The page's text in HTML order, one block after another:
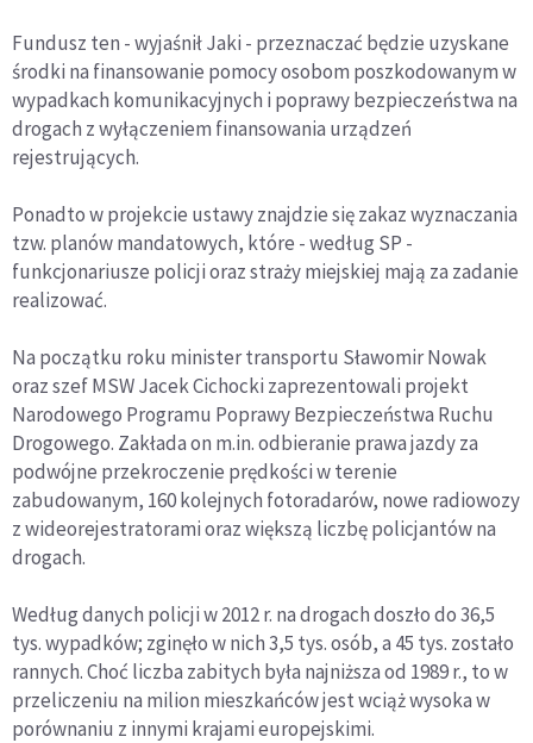
Fundusz ten - wyjaśnił Jaki - przeznaczać będzie uzyskane
środki na finansowanie pomocy osobom poszkodowanym w
wypadkach komunikacyjnych i poprawy bezpieczeństwa na
drogach z wyłączeniem finansowania urządzeń
rejestrujących.
Ponadto w projekcie ustawy znajdzie się zakaz wyznaczania
tzw. planów mandatowych, które - według SP -
funkcjonariusze policji oraz straży miejskiej mają za zadanie
realizować.
Na początku roku minister transportu Sławomir Nowak
oraz szef MSW Jacek Cichocki zaprezentowali projekt
Narodowego Programu Poprawy Bezpieczeństwa Ruchu
Drogowego. Zakłada on m.in. odbieranie prawa jazdy za
podwójne przekroczenie prędkości w terenie
zabudowanym, 160 kolejnych fotoradarów, nowe radiowozy
z wideorejestratorami oraz większą liczbę policjantów na
drogach.
Według danych policji w 2012 r. na drogach doszło do 36,5
tys. wypadków; zginęło w nich 3,5 tys. osób, a 45 tys. zostało
rannych. Choć liczba zabitych była najniższa od 1989 r., to w
przeliczeniu na milion mieszkańców jest wciąż wysoka w
porównaniu z innymi krajami europejskimi.